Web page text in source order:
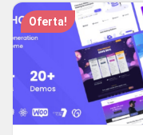
Oferta!